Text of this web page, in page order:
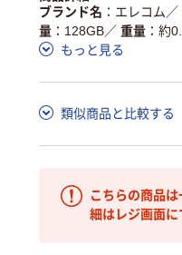
ブランド名
エレコム ／
量
128GB／ 重量 約
もっと見る
類似商品と比較する
こちらの商品
細はレジ画面に